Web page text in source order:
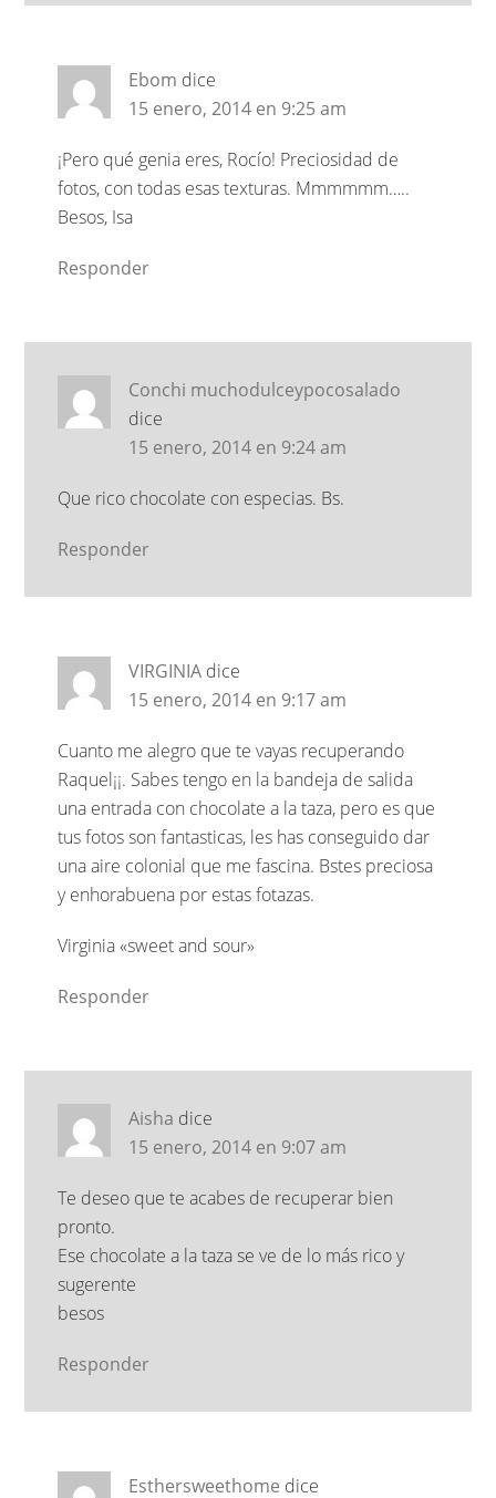
Ebom dice
15 enero, 2014 en 9:25 am
¡Pero qué genia eres, Rocío! Preciosidad de
fotos, con todas esas texturas. Mmmmmm…..
Besos, Isa
Responder
Conchi muchodulceypocosalado
dice
15 enero, 2014 en 9:24 am
Que rico chocolate con especias. Bs.
Responder
VIRGINIA dice
15 enero, 2014 en 9:17 am
Cuanto me alegro que te vayas recuperando
Raquel¡¡. Sabes tengo en la bandeja de salida
una entrada con chocolate a la taza, pero es que
tus fotos son fantasticas, les has conseguido dar
una aire colonial que me fascina. Bstes preciosa
y enhorabuena por estas fotazas.
Virginia «sweet and sour»
Responder
Aisha dice
15 enero, 2014 en 9:07 am
Te deseo que te acabes de recuperar bien
pronto.
Ese chocolate a la taza se ve de lo más rico y
sugerente
besos
Responder
Esthersweethome dice